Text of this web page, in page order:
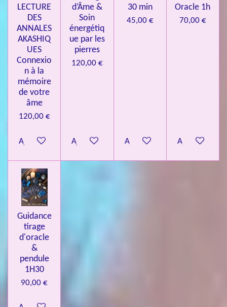
LECTURE
DES
ANNALES
AKASHIQ
UES
Connexio
n à la
mémoire
de votre
âme
120,00 €
Ajouter au panier
d’Âme &
Soin
énergétiq
ue par les
pierres
120,00 €
Ajouter au panier
30 min
45,00 €
Ajouter au panier
Oracle 1h
70,00 €
Ajouter au
Guidance
tirage
d'oracle
&
pendule
1H30
90,00 €